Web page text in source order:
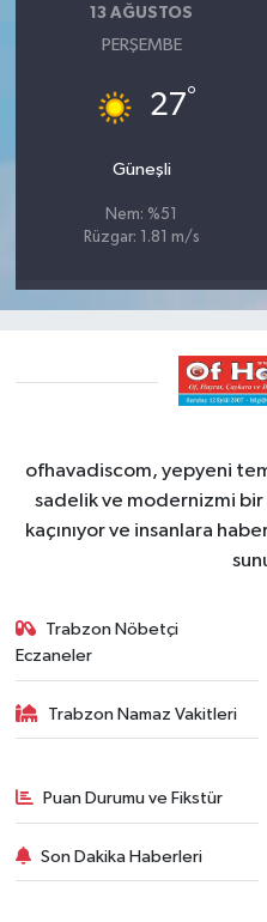
13 AĞUSTOS
PERŞEMBE
27°
Güneşli
Nem: %51
Rüzgar: 1.81 m/s
ofhavadiscom, yepyeni
sadelik ve modernizmi
kaçınıyor ve insanlara
Trabzon Nöbetçi
Eczaneler
Trabzon Namaz Vakitleri
Puan Durumu ve Fikstür
Son Dakika Haberleri